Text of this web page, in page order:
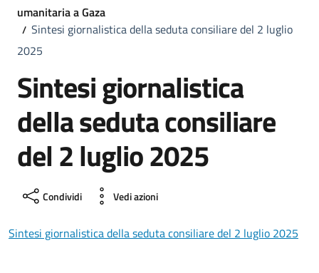
umanitaria a Gaza
Sintesi giornalistica della seduta consiliare del 2 luglio
2025
Sintesi giornalistica
della seduta consiliare
del 2 luglio 2025
Condividi Vedi azioni
Sintesi giornalistica della seduta consiliare del 2 luglio 2025